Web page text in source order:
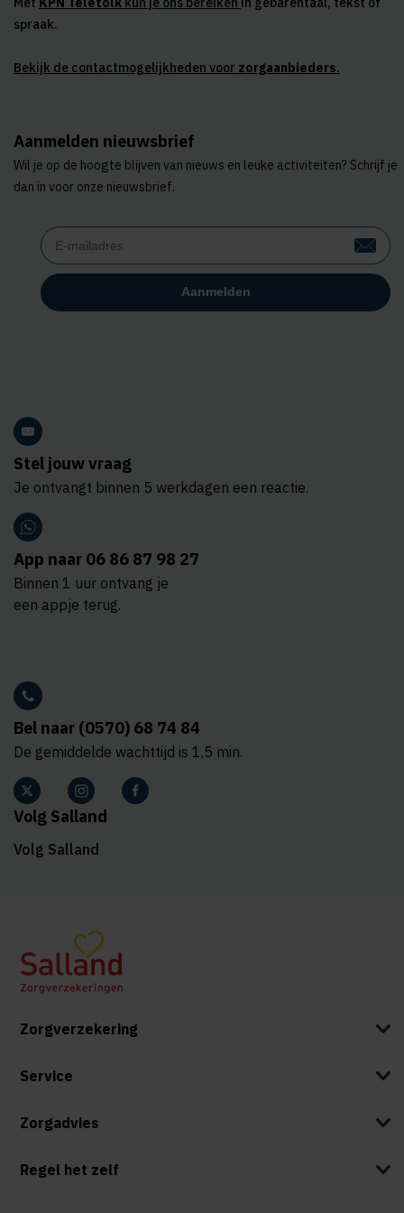
spraak.
Bekijk de contactmogelijkheden voor zorgaanbieders.
Aanmelden nieuwsbrief
Wil je op de hoogte blijven van nieuws en leuke activiteiten? Schrijf je
dan in voor onze nieuwsbrief.
Stel jouw vraag
Je ontvangt binnen 5 werkdagen een reactie.
App naar 06 86 87 98 27
Binnen 1 uur ontvang je
een appje terug.
Bel naar (0570) 68 74 84
De gemiddelde wachttijd is 1,5 min.
Volg Salland
Volg Salland
Zorgverzekering
Service
Zorgadvies
Regel het zelf